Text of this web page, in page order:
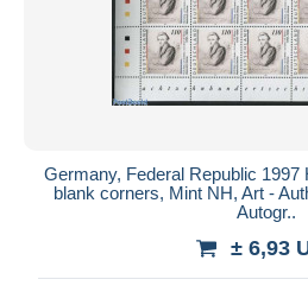
Germany, Federal Republic 1997
blank corners, Mint NH, Art -
Autogr..
± 6,93